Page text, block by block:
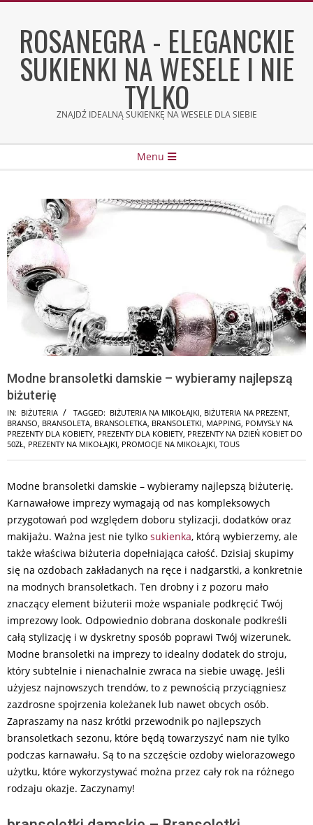
contentROSANEGRA - ELEGANCKIE
SUKIENKI NA WESELE I NIE
TYLKO
ZNAJDŹ IDEALNĄ SUKIENKĘ NA WESELE DLA SIEBIE
Menu
Modne bransoletki damskie – wybieramy najlepszą
biżuterię
IN: BIŻUTERIA TAGGED: BIŻUTERIA NA MIKOŁAJKI, BIŻUTERIA NA PREZENT,
BRANSO, BRANSOLETA, BRANSOLETKA, BRANSOLETKI, MAPPING, POMYSŁY NA
PREZENTY DLA KOBIETY, PREZENTY DLA KOBIETY, PREZENTY NA DZIEŃ KOBIET DO
50ZŁ, PREZENTY NA MIKOŁAJKI, PROMOCJE NA MIKOŁAJKI, TOUS
Modne bransoletki damskie – wybieramy najlepszą biżuterię.
Karnawałowe imprezy wymagają od nas kompleksowych
przygotowań pod względem doboru stylizacji, dodatków oraz
makijażu. Ważna jest nie tylko sukienka, którą wybierzemy, ale
także właściwa biżuteria dopełniająca całość. Dzisiaj skupimy
się na ozdobach zakładanych na ręce i nadgarstki, a konkretnie
na modnych bransoletkach. Ten drobny i z pozoru mało
znaczący element biżuterii może wspaniale podkręcić Twój
imprezowy look. Odpowiednio dobrana doskonale podkreśli
całą stylizację i w dyskretny sposób poprawi Twój wizerunek.
Modne bransoletki na imprezy to idealny dodatek do stroju,
który subtelnie i nienachalnie zwraca na siebie uwagę. Jeśli
użyjesz najnowszych trendów, to z pewnością przyciągniesz
zazdrosne spojrzenia koleżanek lub nawet obcych osób.
Zapraszamy na nasz krótki przewodnik po najlepszych
bransoletkach sezonu, które będą towarzyszyć nam nie tylko
podczas karnawału. Są to na szczęście ozdoby wielorazowego
użytku, które wykorzystywać można przez cały rok na różnego
rodzaju okazje. Zaczynamy!